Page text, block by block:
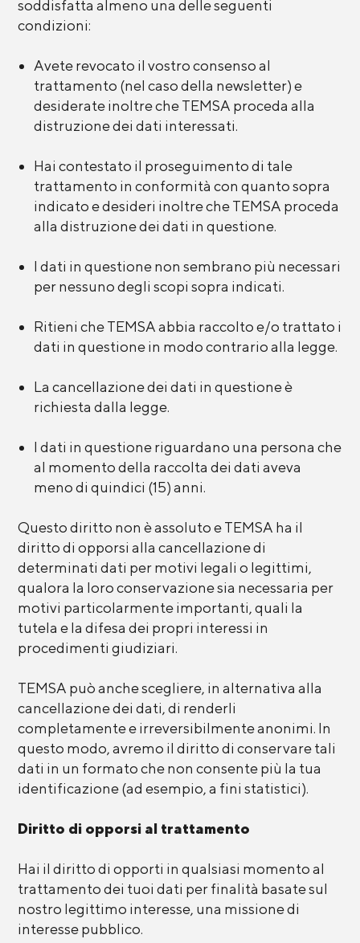
soddisfatta almeno una delle seguenti
condizioni:
Avete revocato il vostro consenso al
trattamento (nel caso della newsletter) e
desiderate inoltre che TEMSA proceda alla
distruzione dei dati interessati.
Hai contestato il proseguimento di tale
trattamento in conformità con quanto sopra
indicato e desideri inoltre che TEMSA proceda
alla distruzione dei dati in questione.
I dati in questione non sembrano più necessari
per nessuno degli scopi sopra indicati.
Ritieni che TEMSA abbia raccolto e/o trattato i
dati in questione in modo contrario alla legge.
La cancellazione dei dati in questione è
richiesta dalla legge.
I dati in questione riguardano una persona che
al momento della raccolta dei dati aveva
meno di quindici (15) anni.
Questo diritto non è assoluto e TEMSA ha il
diritto di opporsi alla cancellazione di
determinati dati per motivi legali o legittimi,
qualora la loro conservazione sia necessaria per
motivi particolarmente importanti, quali la
tutela e la difesa dei propri interessi in
procedimenti giudiziari.
TEMSA può anche scegliere, in alternativa alla
cancellazione dei dati, di renderli
completamente e irreversibilmente anonimi. In
questo modo, avremo il diritto di conservare tali
dati in un formato che non consente più la tua
identificazione (ad esempio, a fini statistici).
Diritto di opporsi al trattamento
Hai il diritto di opporti in qualsiasi momento al
trattamento dei tuoi dati per finalità basate sul
nostro legittimo interesse, una missione di
interesse pubblico.